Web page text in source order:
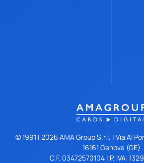
© 1991 | 2026 AMA Group S.r.l. | Via Al
16161 Genova (GE)
C.F. 03472570104 | P. IVA: